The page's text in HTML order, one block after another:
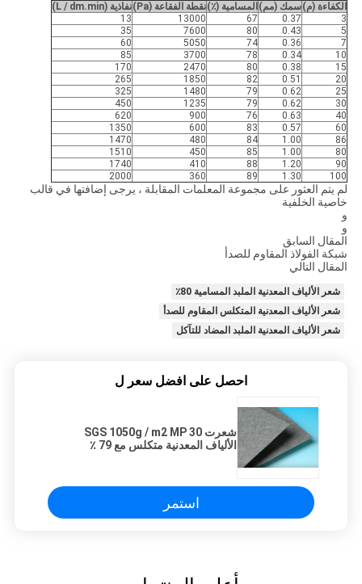
الكفاءة (م)سمك (مم) المسامية (٪)نقطة الفقاعة (Pa)
نفاذية (L / dm.min)
3
0.37
67
13000
13
5
0.43
80
7600
35
7
0.36
74
5050
60
10
0.34
78
3700
85
15
0.38
80
2470
170
20
0.51
82
1850
265
25
0.62
79
1480
325
30
0.62
79
1235
450
40
0.63
76
900
620
60
0.57
83
600
1350
86
1.00
84
480
1470
80
1.00
85
450
1510
90
1.20
88
410
1740
100
1.30
89
360
2000
لم يتم العثور على مجموعة المعلمات المقابلة ، يرجى إضافتها في قالب
خاصية الخلفية
و
و
المقال السابق
شبكة الفولاذ المقاوم للصدأ
المقال التالي
شعر الألياف المعدنية الملبد المسامية 80٪
شعر الألياف المعدنية المتكلس المقاوم للصدأ
شعر الألياف المعدنية الملبد المضاد للتآكل
احصل على افضل سعر ل
شعرت SGS 1050g / m2 MP 30
الألياف المعدنية متكلس مع 79 ٪
استمر